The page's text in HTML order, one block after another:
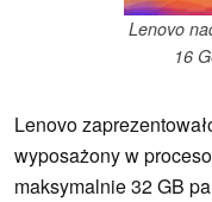
Lenovo
16
Lenovo
wyposażony w
maksymalnie 32 GB